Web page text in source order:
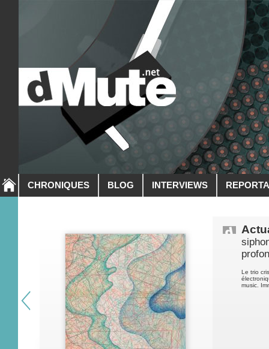
CHRONIQUES BLOG INTERVIEWS
Le trio
music.